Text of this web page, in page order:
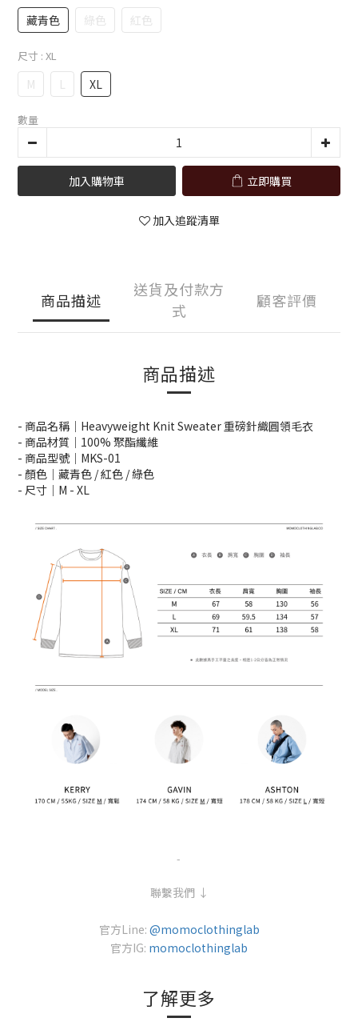
藏青色 綠色 紅色
尺寸 : XL
M L XL
數量
加入購物車 立即購買
加入追蹤清單
商品描述
送貨及付款方
式
顧客評價
商品描述
- 商品名稱｜Heavyweight Knit Sweater 重磅針織圓領毛衣
- 商品材質｜100% 聚酯纖維
- 商品型號｜MKS-01
- 顏色｜藏青色 / 紅色 / 綠色
- 尺寸｜M - XL
-
聯繫我們 ↓
官方Line: @momoclothinglab
官方IG: momoclothinglab
了解更多